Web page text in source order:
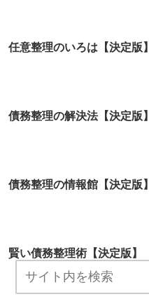
任意整理のいろは【決定版】
債務整理の解決法【決定版】
債務整理の情報館【決定版】
賢い債務整理術【決定版】